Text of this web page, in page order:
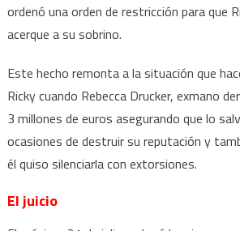
ordenó una orden de restricción para que
acerque a su sobrino.
Este hecho remonta a la situación que
Ricky cuando Rebecca Drucker, exmano
3 millones de euros asegurando que lo
ocasiones de destruir su reputación y
él quiso silenciarla con extorsiones.
El juicio